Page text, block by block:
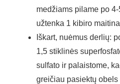
medžiams pilame po
užtenka 1 kibiro
Iškart, nuėmus derlių:
1,5 stiklinės
sulfato ir palaistome,
greičiau pasiektų